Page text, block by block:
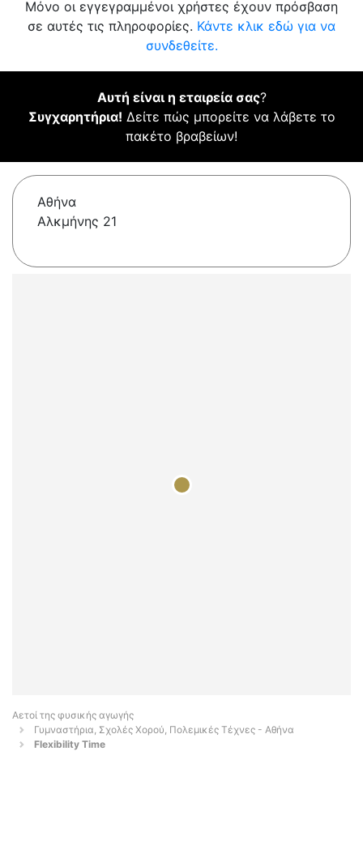
Μόνο οι εγγεγραμμένοι χρήστες έχουν πρόσβαση
σε αυτές τις πληροφορίες. Κάντε κλικ εδώ για να
συνδεθείτε.
Αυτή είναι η εταιρεία σας?
Συγχαρητήρια! Δείτε πώς μπορείτε να λάβετε το
πακέτο βραβείων!
Αθήνα
Αλκμήνης 21
Αετοί της φυσικής αγωγής
Γυμναστήρια, Σχολές Χορού, Πολεμικές Τέχνες - Αθήνα
Flexibility Time